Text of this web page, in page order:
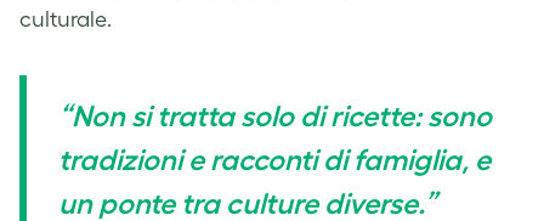
culturale.
“Non si tratta solo di ricette: sono
tradizioni e racconti di famiglia, e
un ponte tra culture diverse.”